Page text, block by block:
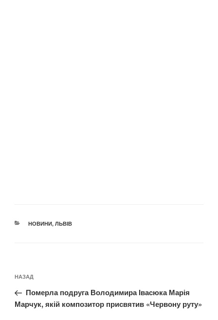
КАТЕГОРІЇ
НОВИНИ, ЛЬВІВ
записів
Попередній
запис:
НАЗАД
Померла подруга Володимира Івасюка Марія
Марчук, якій композитор присвятив «Червону руту»